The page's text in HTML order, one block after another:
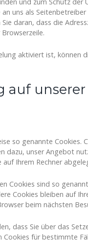
uns als Seitenbetreiber
daran, dass die
aktiviert ist,
auf
so genannte Cookies.
dazu, unser Angebot
Ihrem Rechner
Cookies sind so
Cookies bleiben auf
beim nächsten
dass Sie über das
Cookies für bestimmte